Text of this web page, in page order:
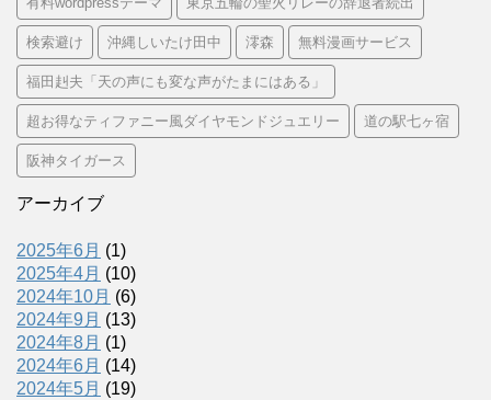
検索避け 沖縄しいたけ田中 澪森 無料漫画サービス
福田赳夫「天の声にも変な声がたまにはある」
超お得なティファニー風ダイヤモンドジュエリー 道の駅七ヶ宿
阪神タイガース
アーカイブ
2025年6月 (1)
2025年4月 (10)
2024年10月 (6)
2024年9月 (13)
2024年8月 (1)
2024年6月 (14)
2024年5月 (19)